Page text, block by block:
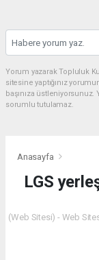
Yorum yazarak Topluluk
sitesine yaptığınız
başınıza
sorumlu tutulamaz.
Anasayfa
LGS
(Web Sitesi) - Web